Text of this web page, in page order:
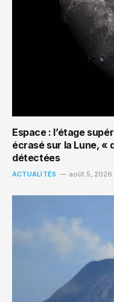
Espace : l’étage
écrasé sur la Lune, «
détectées
ACTUALITÉS août 5, 2026